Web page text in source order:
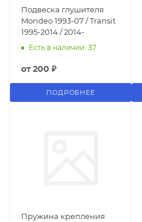
Подвеска глушителя
Mondeo 1993-07 / Transit
1995-2014 / 2014-
Есть в наличии: 37
от200 ₽
ПОДРОБНЕЕ
Пружина крепления